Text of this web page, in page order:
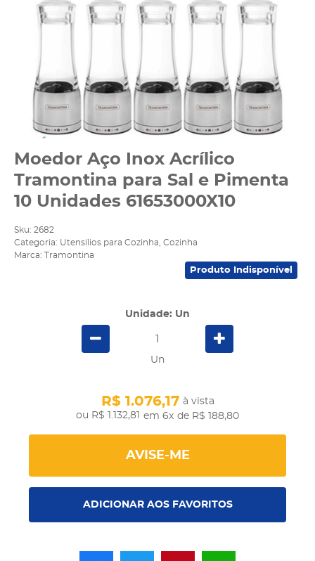
Moedor Aço Inox Acrílico
Tramontina para Sal e Pimenta
10 Unidades 61653000X10
Sku: 2682
Categoria: Utensílios para Cozinha Cozinha
Marca:
Tramontina
Produto Indisponível
Unidade: Un
Un
R$ 1.132,81
R$ 1.076,17 à vista
em 6x de R$ 188,80
AVISE-ME
ADICIONAR AOS FAVORITOS